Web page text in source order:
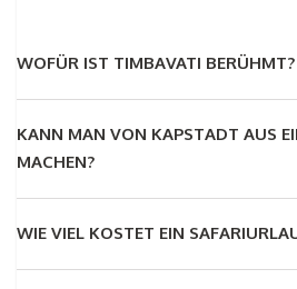
WOFÜR IST TIMBAVATI BERÜHMT?
KANN MAN VON KAPSTADT AUS
MACHEN?
WIE VIEL KOSTET EIN